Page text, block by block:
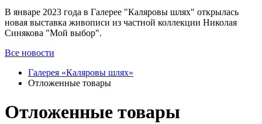
В январе 2023 года в Галерее "Каляровы шлях" открылась
новая выставка живописи из частной коллекции Николая
Синякова "Мой выбор".
Все новости
Галерея «Каляровы шлях»
Отложенные товары
Отложенные товары